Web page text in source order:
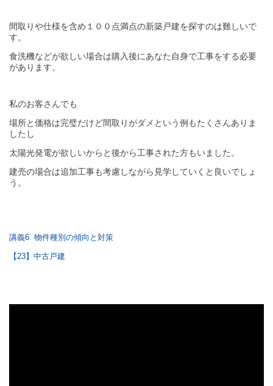
間取りや仕様を含め１００点満点の新築戸建を探すのは難しいで
す。
食洗機などが欲しい場合は購入後にあなた自身で工事をする必要
があります。
私のお客さんでも
場所と価格は完璧だけど間取りがダメという例もたくさんありま
したし
太陽光発電が欲しいからと後から工事された方もいました。
建売の場合は追加工事も考慮しながら見学していくと良いでしょ
う。
講義6 物件種別の傾向と対策
【23】中古戸建